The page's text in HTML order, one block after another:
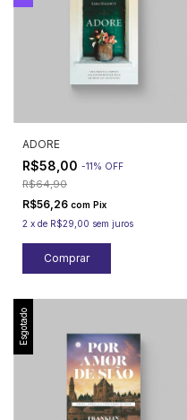
ADORE
R$58,00 -11% OFF
R$64,90
R$56,26 com Pix
2 x de R$29,00 sem juros
Esgotado